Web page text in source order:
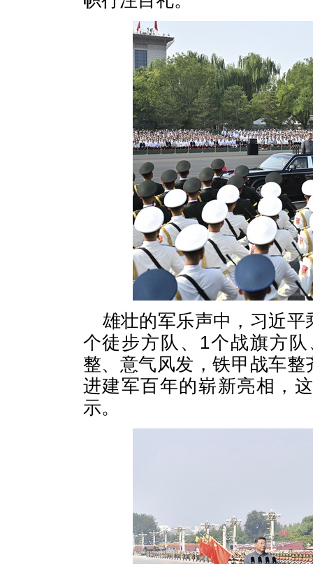
雄壮的军乐声中，习近
个徒步方队、1个战旗方
整、意气风发，铁甲战车
进建军百年的崭新亮相，
示。